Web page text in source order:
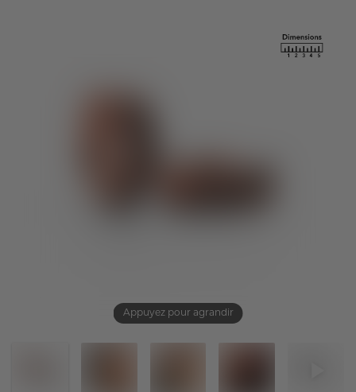
Appuyez pour agrandir